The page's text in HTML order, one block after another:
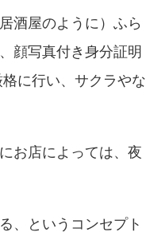
酒屋のように）ふら
顔写真付き身分証明
に行い、サクラやな
お店によっては、夜
、というコンセプト